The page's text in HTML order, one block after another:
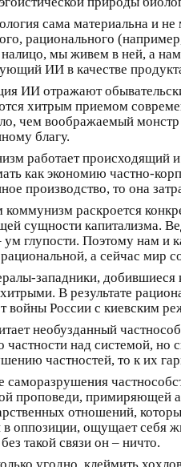
сама материальна и
рационального
налицо, мы живем в ней, а
ИИ в качестве
ИИ отражают
хитрым приемом
чем воображаемый
благу.
работает происходящий и
как экономию частно-
производство, то она
раскроется
сущности капитализма.
ум глупости. Поэтому нам и
а сейчас мир
западники, добившиеся
В результате
войны России с киевским
необузданный
частности над системой, но
частностей, то к их
саморазрушения
проповеди, примиряющей
отношений,
в оппозиции, ощущает себя
такой связи он – ничто.